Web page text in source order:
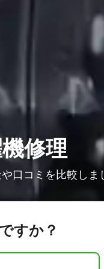
修理
口コミを比較しま
すか？